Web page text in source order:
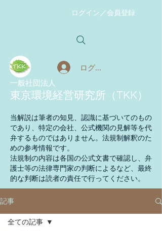
ログイン／会員登録
ログイン
​一般社団法人
東京環境経営研究所（TKK）
当解説は筆者の知見、認識に基づいてのもの
であり、特定の会社、公式機関の見解等を代
弁するものではありません。法規制解釈のた
めの参考情報です。
法規制の内容は各国の公式文書で確認し、弁
護士等の法律専門家の判断によるなど、最終
的な判断は読者の責任で行ってください。
記事
全ての記事